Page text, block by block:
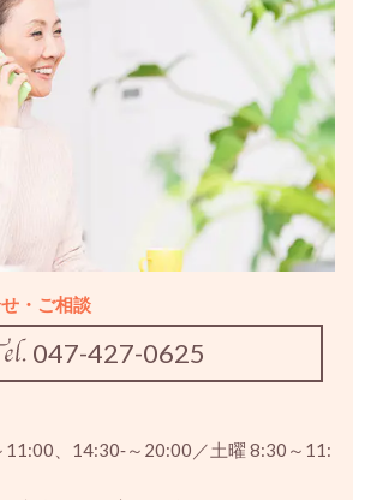
・ご相談
047-427-0625
11:00、14:30‐～20:00／土曜 8:30～11: